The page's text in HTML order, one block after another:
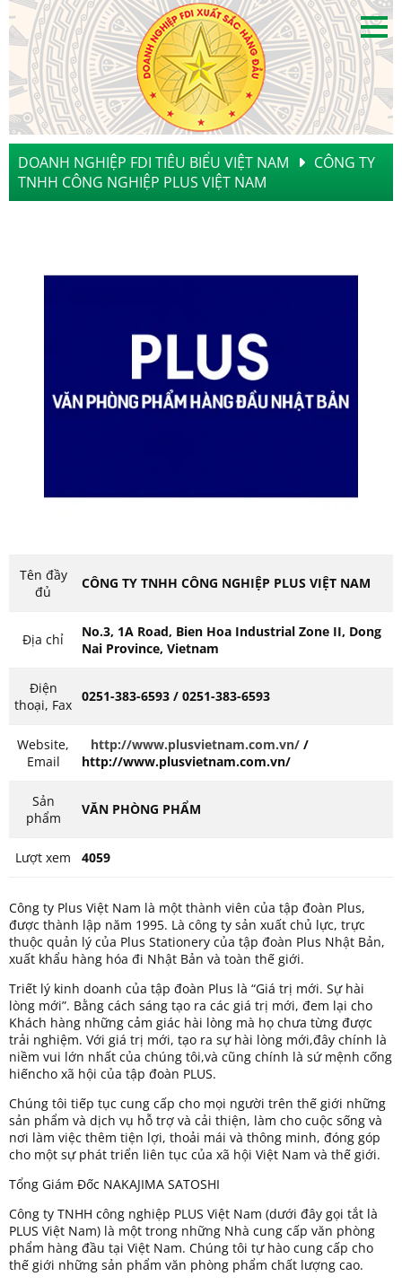
DOANH NGHIỆP FDI TIÊU BIỂU VIỆT NAM
CÔNG TY
TNHH CÔNG NGHIỆP PLUS VIỆT NAM
Tên đầy
đủ
CÔNG TY TNHH CÔNG NGHIỆP PLUS VIỆT NAM
Địa chỉ
No.3, 1A Road, Bien Hoa Industrial Zone II, Dong
Nai Province, Vietnam
Điện
thoại, Fax
0251-383-6593 / 0251-383-6593
Website,
Email
http://www.plusvietnam.com.vn/ /
http://www.plusvietnam.com.vn/
Sản
phẩm
VĂN PHÒNG PHẨM
Lượt xem 4059
Công ty Plus Việt Nam là một thành viên của tập đoàn Plus,
được thành lập năm 1995. Là công ty sản xuất chủ lực, trực
thuộc quản lý của Plus Stationery của tập đoàn Plus Nhật Bản,
xuất khẩu hàng hóa đi Nhật Bản và toàn thế giới.
Triết lý kinh doanh của tập đoàn Plus là “Giá trị mới. Sự hài
lòng mới”. Bằng cách sáng tạo ra các giá trị mới, đem lại cho
Khách hàng những cảm giác hài lòng mà họ chưa từng được
trải nghiệm. Với giá trị mới, tạo ra sự hài lòng mới,đây chính là
niềm vui lớn nhất của chúng tôi,và cũng chính là sứ mệnh cống
hiếncho xã hội của tập đoàn PLUS.
Chúng tôi tiếp tục cung cấp cho mọi người trên thế giới những
sản phẩm và dịch vụ hỗ trợ và cải thiện, làm cho cuộc sống và
nơi làm việc thêm tiện lợi, thoải mái và thông minh, đóng góp
cho một sự phát triển liên tục của xã hội Việt Nam và thế giới.
Tổng Giám Đốc NAKAJIMA SATOSHI
Công ty TNHH công nghiệp PLUS Việt Nam (dưới đây gọi tắt là
PLUS Việt Nam) là một trong những Nhà cung cấp văn phòng
phẩm hàng đầu tại Việt Nam. Chúng tôi tự hào cung cấp cho
thế giới những sản phẩm văn phòng phẩm chất lượng cao.